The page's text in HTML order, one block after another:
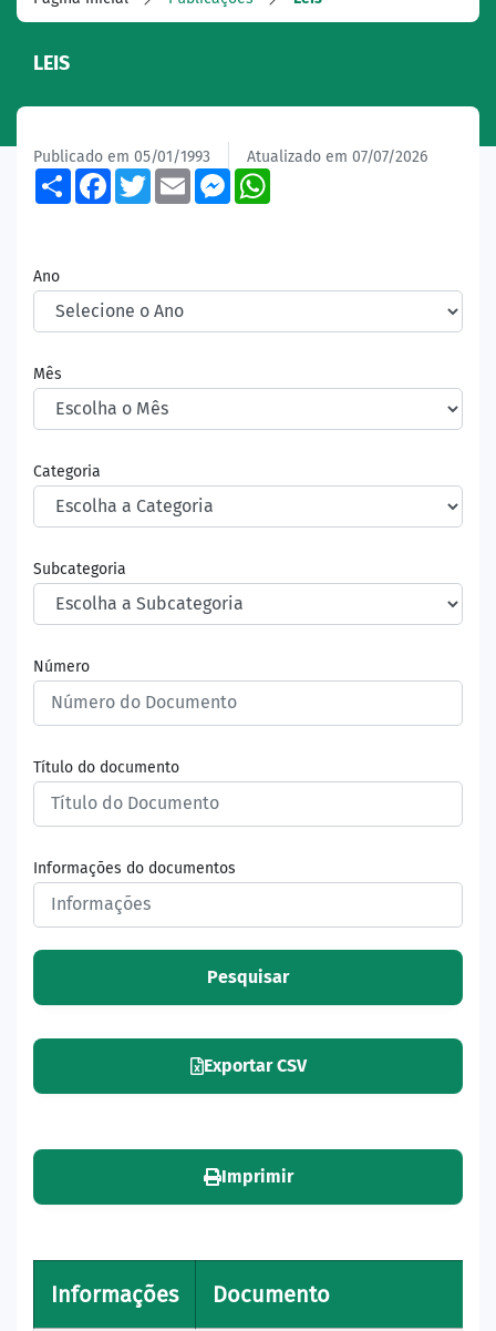
LEIS
Publicado em 05/01/1993 Atualizado em 07/07/2026
ShareFacebook
TwitterEmailMessenger
Ano
Mês
Categoria
Subcategoria
Número
Título do documento
Informações do documentos
Pesquisar
Exportar CSV
Imprimir
Informações Documento